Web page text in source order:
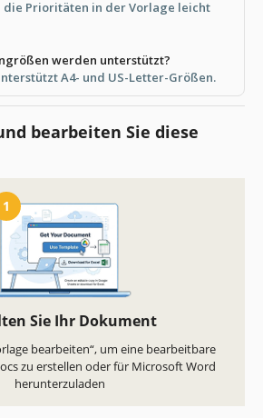
die Prioritäten in der Vorlage leicht
werden unterstützt?
A4- und US-Letter-Größen.
bearbeiten Sie diese
1
Sie Ihr Dokument
bearbeiten“, um eine bearbeitbare
zu erstellen oder für Microsoft Word
herunterzuladen